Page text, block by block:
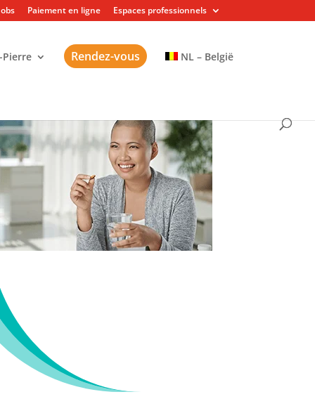
Paiement en ligne Espaces professionnels
Pierre Rendez-vous NL – België